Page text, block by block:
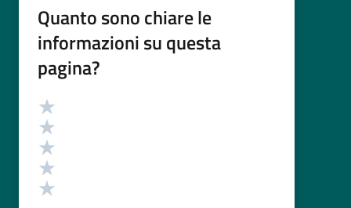
Quanto sono chiare le
informazioni su questa
pagina?
Valutazione